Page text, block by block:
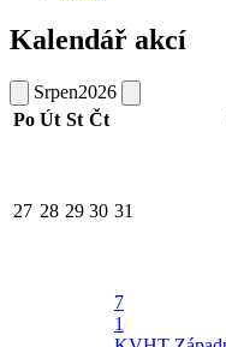
Kalendář akcí
Srpen2026
Po Út St Čt
27 28 29 30 31
7
1